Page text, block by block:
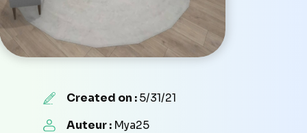
Created on :5/31/21
Auteur : Mya25